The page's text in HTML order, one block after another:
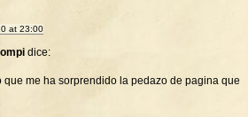
at 23:00
dice:
que me ha sorprendido la pedazo de pagina que